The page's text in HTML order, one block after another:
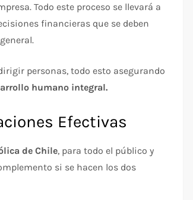
Todo este proceso se llevará a
financieras que se deben
personas, todo esto asegurando
humano integral.
Efectivas
de Chile, para todo el público y
si se hacen los dos